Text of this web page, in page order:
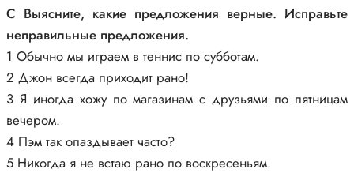
C Выясните, какие предложения верные. Исправьте
неправильные предложения.
1 Обычно мы играем в теннис по субботам.
2 Джон всегда приходит рано!
3 Я иногда хожу по магазинам с друзьями по пятницам
вечером.
4 Пэм так опаздывает часто?
5 Никогда я не встаю рано по воскресеньям.